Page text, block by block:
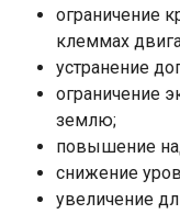
ограничение
клеммах
устранение
ограничение
землю;
повышение
снижение
увеличение